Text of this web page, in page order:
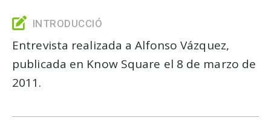
INTRODUCCIÓ
Entrevista realizada a Alfonso Vázquez,
publicada en Know Square el 8 de marzo de
2011.